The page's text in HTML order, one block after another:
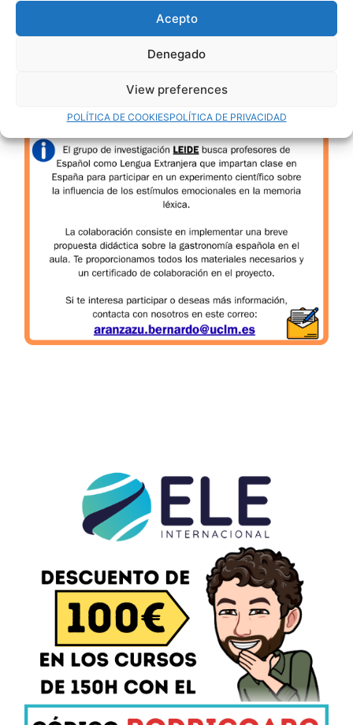
Acepto
Denegado
View preferences
POLÍTICA DE COOKIESPOLÍTICA DE PRIVACIDAD